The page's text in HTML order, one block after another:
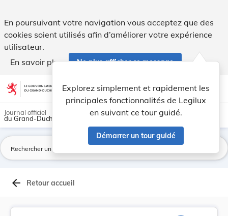
En poursuivant votre navigation vous acceptez que des
cookies soient utilisés afin d’améliorer votre expérience
utilisateur.
En savoir plus
Ne plus afficher ce message
Aller au contenu account_circle help Aide
Explorez simplement et rapidement les
principales fonctionnalités de Legilux
en suivant ce tour guidé.
Démarrer un tour guidé
light_mode dark_mode
Journal officiel
du Grand-Duché de Luxembourg
arrow_back Retour accueil